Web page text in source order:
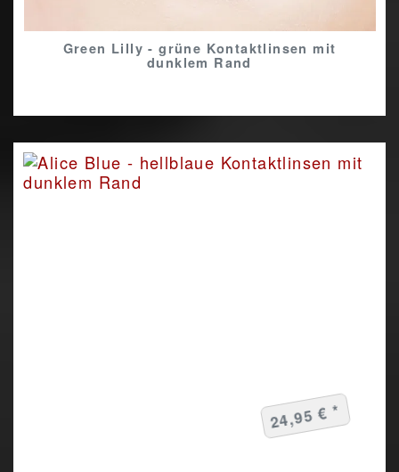
Green Lilly - grüne Kontaktlinsen mit
dunklem Rand
24,95 € *